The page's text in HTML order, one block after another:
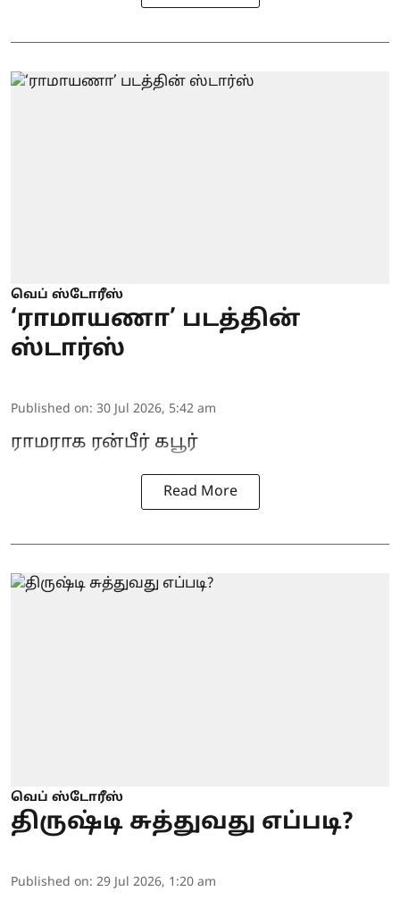
வெப் ஸ்டோரீஸ்
‘ராமாயணா’ படத்தின்
ஸ்டார்ஸ்
Published on: 30 Jul 2026, 5:42 am
ராமராக ரன்பீர் கபூர்
Read More
வெப் ஸ்டோரீஸ்
திருஷ்டி சுத்துவது எப்படி?
Published on: 29 Jul 2026, 1:20 am